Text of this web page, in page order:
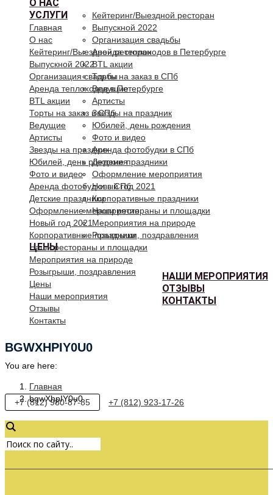
О НАС
УСЛУГИ
Кейтеринг/Выездной ресторан
Выпускной 2022
Организация свадьбы
Аренда теплоходов в Петербурге
BTL акции
Торты на заказ в СПб
Ведущие
Артисты
Звезды на праздник
Юбилей, день рождения
Фото и видео
Аренда фотобудки в СПб
Детские праздники
Оформление мероприятия
Новый год 2021
Корпоративные праздники
Наши рестораны и площадки
Мероприятия на природе
Розыгрыши, поздравления
ЦЕНЫ
НАШИ МЕРОПРИЯТИЯ
ОТЗЫВЫ
КОНТАКТЫ
Главная
О нас
Кейтеринг/Выездной ресторан
Выпускной 2022
Организация свадьбы
Аренда теплоходов в Петербурге
BTL акции
Торты на заказ в СПб
Ведущие
Артисты
Звезды на праздник
Юбилей, день рождения
Фото и видео
Аренда фотобудки в СПб
Детские праздники
Оформление мероприятия
Новый год 2021
Корпоративные праздники
Наши рестораны и площадки
Мероприятия на природе
Розыгрыши, поздравления
Цены
Наши мероприятия
Отзывы
Контакты
BGWXHPIY0U0
You are here:
Главная
bgwXhpIY0u0
+7 (812) 980-87-85 +7 (812) 923-17-26